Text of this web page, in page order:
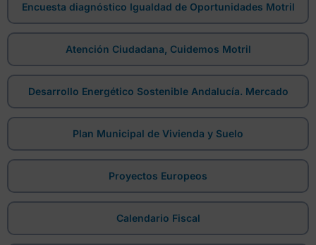
Encuesta diagnóstico Igualdad de Oportunidades Motril
Atención Ciudadana, Cuidemos Motril
Desarrollo Energético Sostenible Andalucía. Mercado
Plan Municipal de Vivienda y Suelo
Proyectos Europeos
Calendario Fiscal